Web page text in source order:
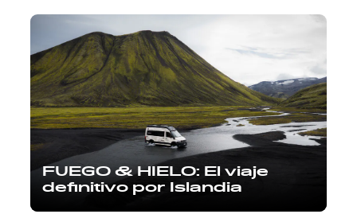
FUEGO & HIELO: El viaje
definitivo por Islandia